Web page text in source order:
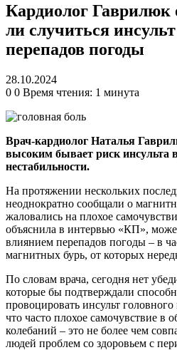
Кардиолог Гаврилюк
ли случиться
перепадов погоды
28.10.2024
0 0 Время чтения: 1 минута
Врач-кардиолог Наталья
высоким бывает риск инсульта
нестабильности.
На протяжении нескольких
неоднократно сообщали о
жаловались на плохое
объяснила в интервью «КП»,
влиянием перепадов погоды – в
магнитных бурь, от которых
По словам врача, сегодня нет
которые бы подтверждали
провоцировать инсульт
что часто плохое самочувствие в
колебаний – это не более чем
людей проблем со здоровьем с